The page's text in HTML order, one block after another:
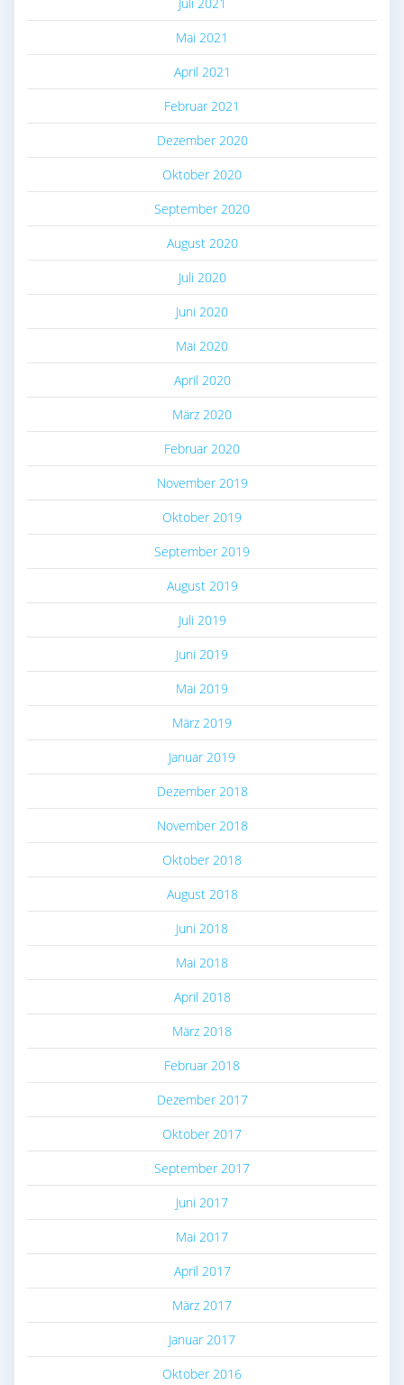
Mai 2021
April 2021
Februar 2021
Dezember 2020
Oktober 2020
September 2020
August 2020
Juli 2020
Juni 2020
Mai 2020
April 2020
März 2020
Februar 2020
November 2019
Oktober 2019
September 2019
August 2019
Juli 2019
Juni 2019
Mai 2019
März 2019
Januar 2019
Dezember 2018
November 2018
Oktober 2018
August 2018
Juni 2018
Mai 2018
April 2018
März 2018
Februar 2018
Dezember 2017
Oktober 2017
September 2017
Juni 2017
Mai 2017
April 2017
März 2017
Januar 2017
Oktober 2016